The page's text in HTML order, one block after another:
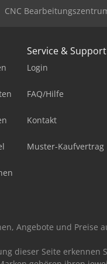
CNC
Service & Support
Login
FAQ/Hilfe
Kontakt
Muster-Kaufvertrag
Angebote und Preise
dieser Seite erkennen